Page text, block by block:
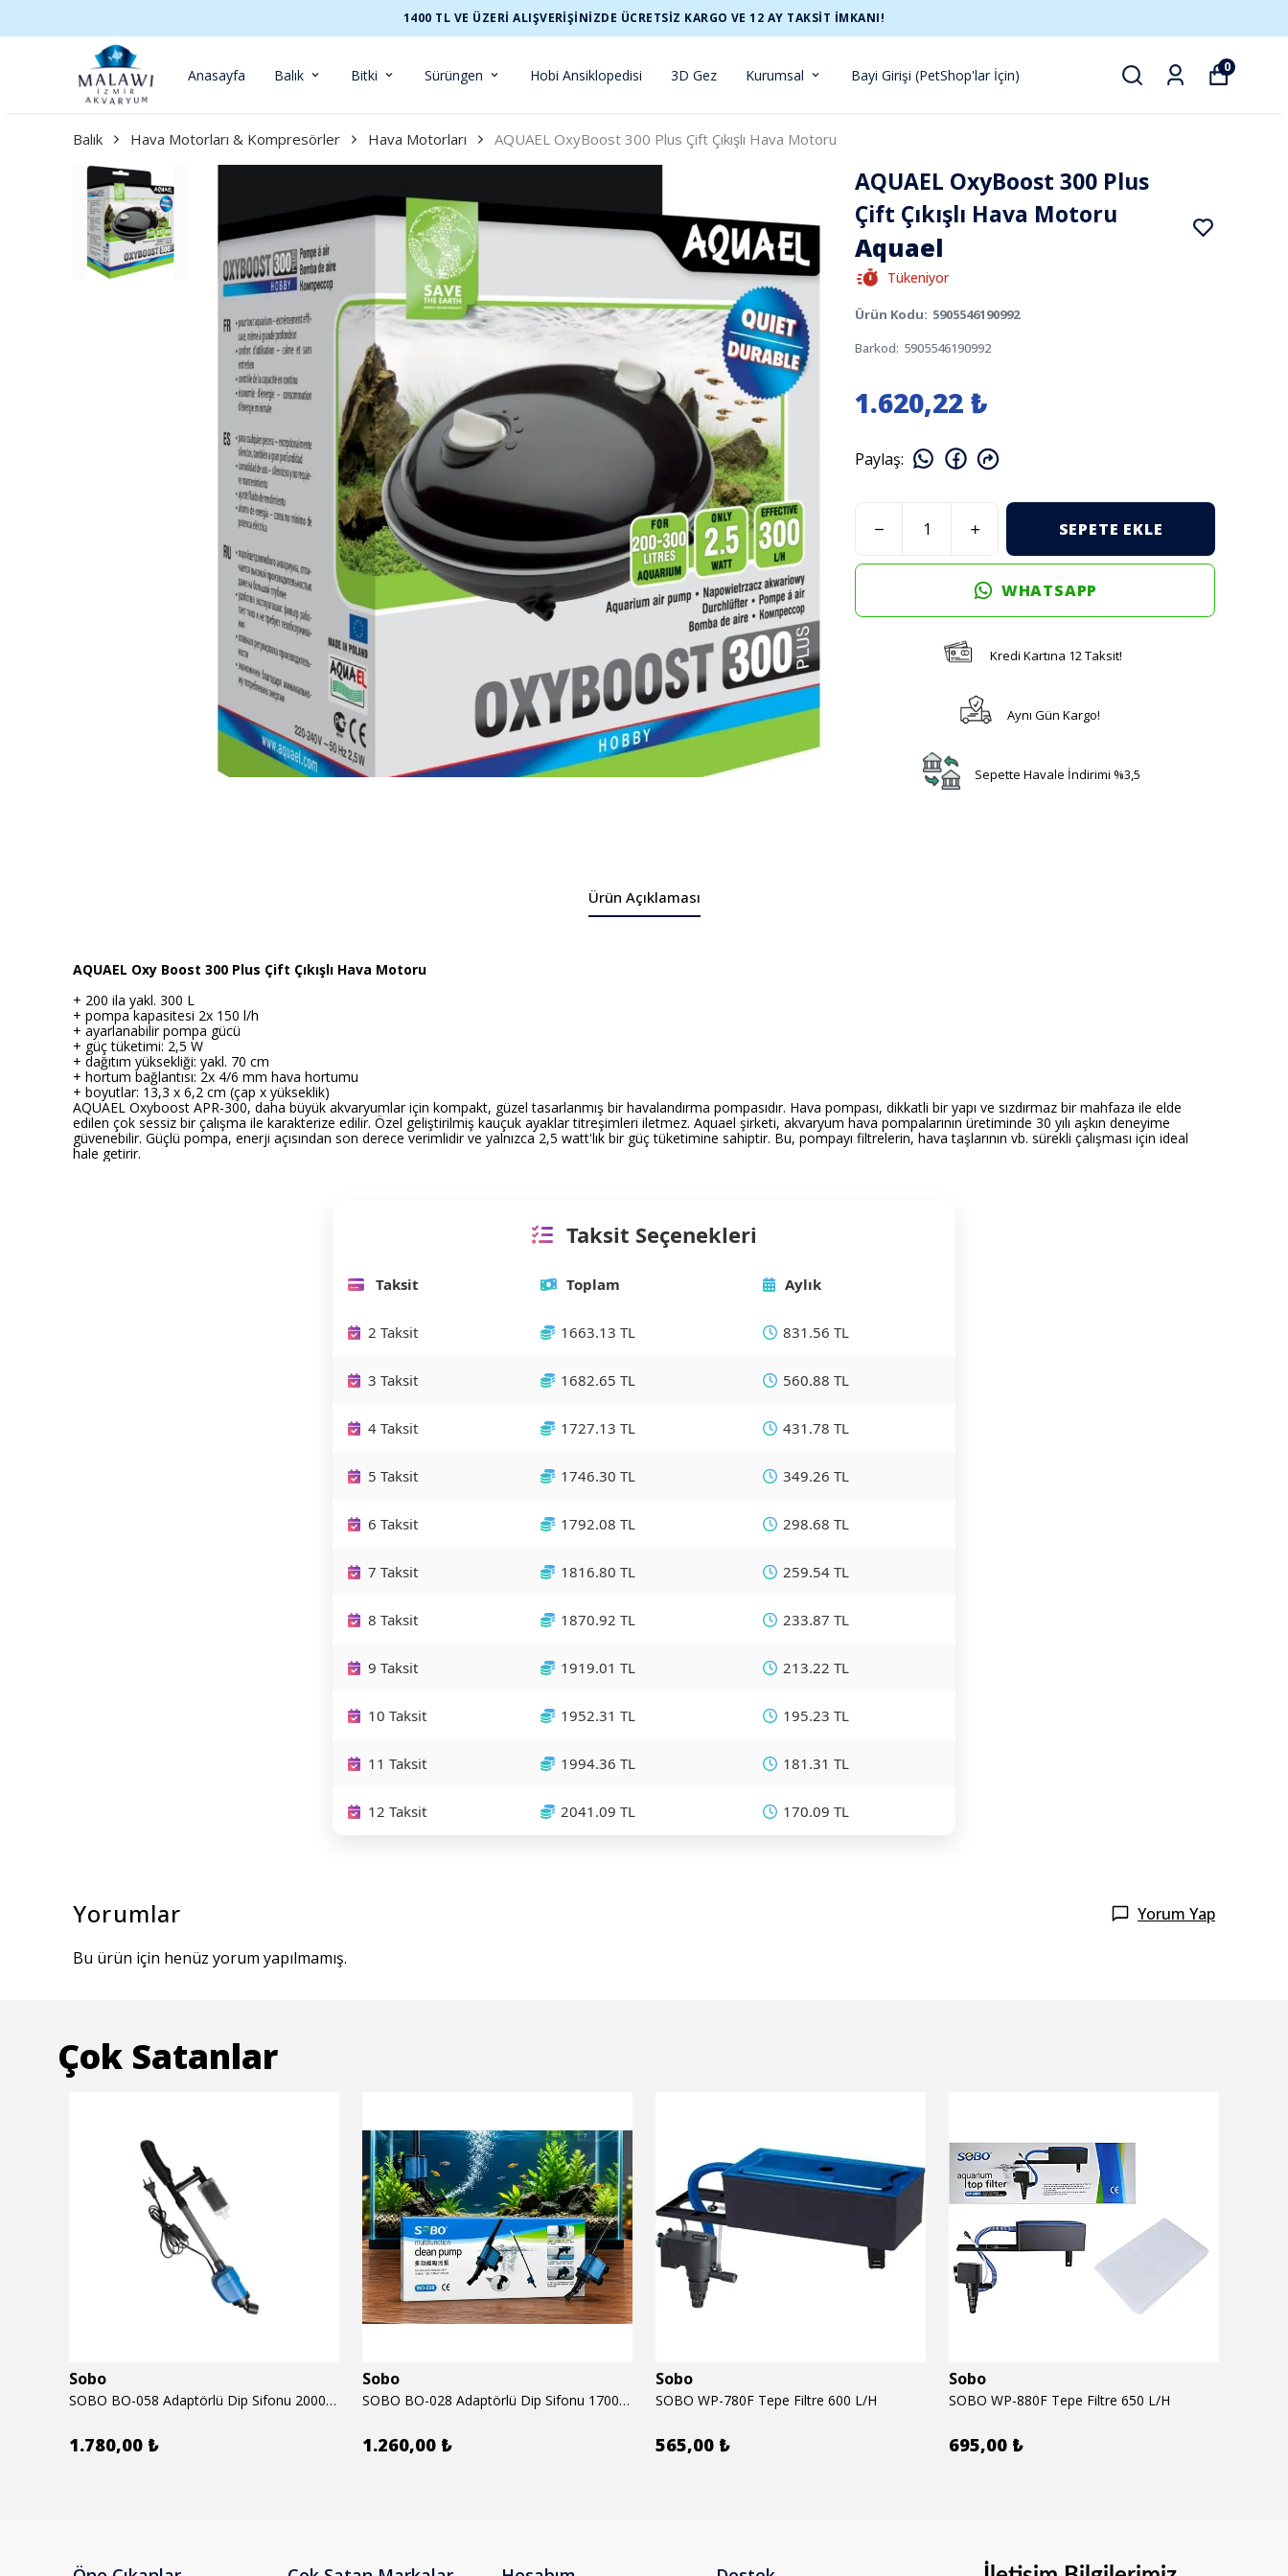
1400 TL VE ÜZERİ ALIŞVERİŞİNİZDE ÜCRETSİZ KARGO VE 12 AY TAKSİT İMKANI!
Anasayfa Balık Bitki Sürüngen Hobi Ansiklopedisi 3D Gez Kurumsal Bayi Girişi (PetShop'lar İçin) 0
Balık Hava Motorları & Kompresörler Hava Motorları AQUAEL OxyBoost 300 Plus Çift Çıkışlı Hava Motoru
AQUAEL OxyBoost 300 Plus
Çift Çıkışlı Hava Motoru
Aquael
Tükeniyor
Ürün Kodu: 5905546190992
Barkod: 5905546190992
1.620,22 ₺
Paylaş:
SEPETE EKLE
WHATSAPP
Kredi Kartına 12 Taksit!
Aynı Gün Kargo!
Sepette Havale İndirimi %3,5
Ürün Açıklaması
AQUAEL Oxy Boost 300 Plus Çift Çıkışlı Hava Motoru
+ 200 ila yakl. 300 L
+ pompa kapasitesi 2x 150 l/h
+ ayarlanabilir pompa gücü
+ güç tüketimi: 2,5 W
+ dağıtım yüksekliği: yakl. 70 cm
+ hortum bağlantısı: 2x 4/6 mm hava hortumu
+ boyutlar: 13,3 x 6,2 cm (çap x yükseklik)
AQUAEL Oxyboost APR-300, daha büyük akvaryumlar için kompakt, güzel tasarlanmış bir havalandırma pompasıdır. Hava pompası, dikkatli bir yapı ve sızdırmaz bir mahfaza ile elde
edilen çok sessiz bir çalışma ile karakterize edilir. Özel geliştirilmiş kauçuk ayaklar titreşimleri iletmez. Aquael şirketi, akvaryum hava pompalarının üretiminde 30 yılı aşkın deneyime
güvenebilir. Güçlü pompa, enerji açısından son derece verimlidir ve yalnızca 2,5 watt'lık bir güç tüketimine sahiptir. Bu, pompayı filtrelerin, hava taşlarının vb. sürekli çalışması için ideal
hale getirir.
Taksit Seçenekleri
Taksit Toplam Aylık
2 Taksit 1663.13 TL 831.56 TL
3 Taksit 1682.65 TL 560.88 TL
4 Taksit 1727.13 TL 431.78 TL
5 Taksit 1746.30 TL 349.26 TL
6 Taksit 1792.08 TL 298.68 TL
7 Taksit 1816.80 TL 259.54 TL
8 Taksit 1870.92 TL 233.87 TL
9 Taksit 1919.01 TL 213.22 TL
10 Taksit 1952.31 TL 195.23 TL
11 Taksit 1994.36 TL 181.31 TL
12 Taksit 2041.09 TL 170.09 TL
Yorumlar Yorum Yap
Bu ürün için henüz yorum yapılmamış.
Çok Satanlar
Sobo
SOBO BO-058 Adaptörlü Dip Sifonu 2000 Lth 32 W
1.780,00 ₺
Sobo
SOBO BO-028 Adaptörlü Dip Sifonu 1700 Lth 28 W
1.260,00 ₺
Sobo
SOBO WP-780F Tepe Filtre 600 L/H
565,00 ₺
Sobo
SOBO WP-880F Tepe Filtre 650 L/H
695,00 ₺